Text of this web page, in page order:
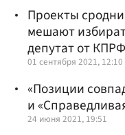
Проекты
мешают
депутат от КПРФ
01 сентября 2021, 12:10
«Позиции
и
24 июня 2021, 19:51